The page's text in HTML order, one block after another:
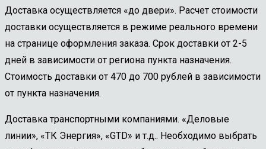
Доставка осуществляется «до двери». Расчет стоимости
доставки осуществляется в режиме реального времени
на странице оформления заказа. Срок доставки от 2-5
дней в зависимости от региона пункта назначения.
Стоимость доставки от 470 до 700 рублей в зависимости
от пункта назначения.
Доставка транспортными компаниями. «Деловые
линии», «ТК Энергия», «GTD» и т.д.. Необходимо выбрать